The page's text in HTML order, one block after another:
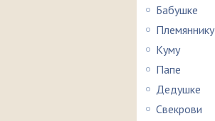
Бабушке
Племяннику
Куму
Папе
Дедушке
Свекрови